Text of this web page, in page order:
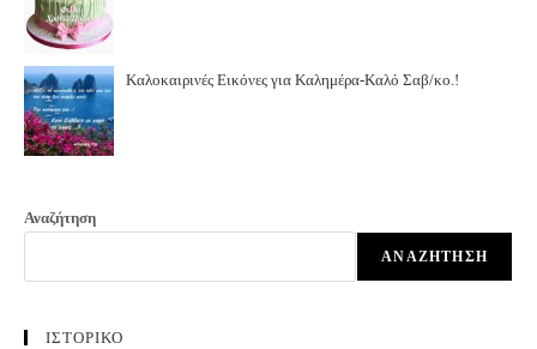
Καλοκαιρινές Εικόνες για Καλημέρα-Καλό Σαβ/κο.!
Αναζήτηση
ΑΝΑΖΉΤΗΣΗ
ΙΣΤΟΡΙΚΟ